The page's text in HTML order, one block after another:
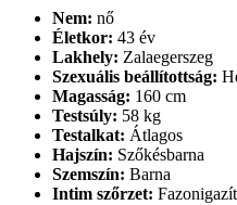
Nem: nő
Életkor: 43 év
Lakhely: Zalaegerszeg
Szexuális beállítottság:
Magasság: 160 cm
Testsúly: 58 kg
Testalkat: Átlagos
Hajszín: Szőkésbarna
Szemszín: Barna
Intim szőrzet: